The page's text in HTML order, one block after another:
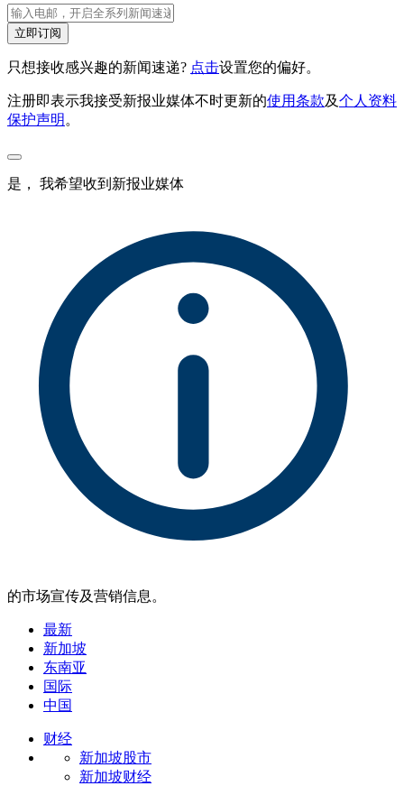
立即订阅
只想接收感兴趣的新闻速递? 点击设置您的偏好。
注册即表示我接受新报业媒体不时更新的使用条款及个人资料
保护声明。
是， 我希望收到新报业媒体
的市场宣传及营销信息。
最新
新加坡
东南亚
国际
中国
财经
新加坡股市
新加坡财经